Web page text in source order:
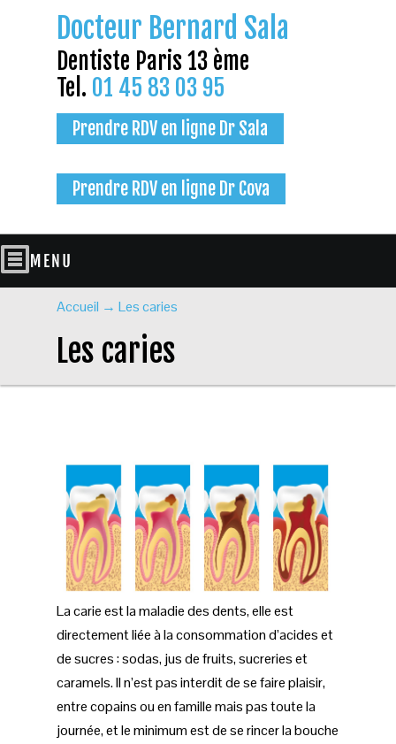
Docteur Bernard Sala
Dentiste Paris 13 ème
Tel. 01 45 83 03 95
Prendre RDV en ligne Dr Sala
Prendre RDV en ligne Dr Cova
Accueil → Les caries
Les caries
La carie est la maladie des dents, elle est
directement liée à la consommation d’acides et
de sucres : sodas, jus de fruits, sucreries et
caramels. Il n’est pas interdit de se faire plaisir,
entre copains ou en famille mais pas toute la
journée, et le minimum est de se rincer la bouche